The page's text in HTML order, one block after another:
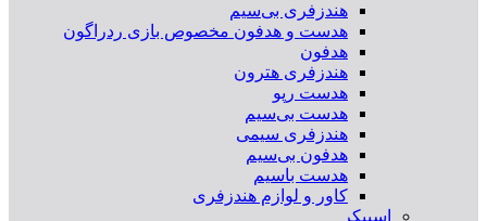
هندزفری بی‌سیم
هدست و هدفون مخصوص بازی ردراگون
هدفون
هندزفری هترون
هدست رپو
هدست بی‌سیم
هندزفری سیمی
هدفون بی‌سیم
هدست باسیم
کاور و لوازم هندزفری
اسپیکر